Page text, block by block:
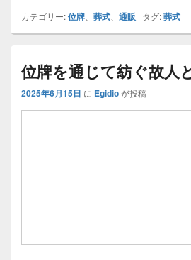
カテゴリー:位牌 葬式 通販 | タグ:葬式
位牌を通じて紡ぐ故人
2025年6月15日 に Egidioが投稿